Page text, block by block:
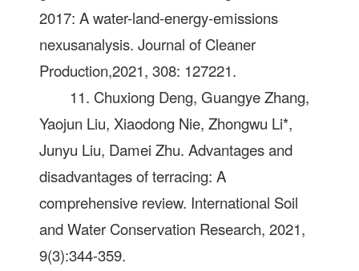
2017: A water-land-energy-emissions
nexusanalysis. Journal of Cleaner
Production,2021, 308: 127221.
11. Chuxiong Deng, Guangye Zhang,
Yaojun Liu, Xiaodong Nie, Zhongwu Li*,
Junyu Liu, Damei Zhu. Advantages and
disadvantages of terracing: A
comprehensive review. International Soil
and Water Conservation Research, 2021,
9(3):344-359.